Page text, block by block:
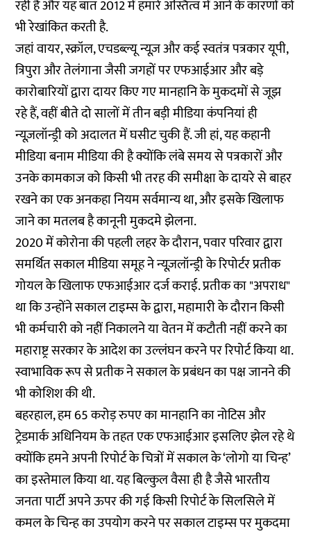
रही है और यह बात 2012 में हमारे अस्तित्व में आने के कारणों को
भी रेखांकित करती है.
जहां वायर, स्क्रॉल, एचडब्ल्यू न्यूज़ और कई स्वतंत्र पत्रकार यूपी,
त्रिपुरा और तेलंगाना जैसी जगहों पर एफआईआर औरबड़े
कारोबारियोंद्वारा दायर किए गए मानहानि के मुकदमों से जूझ
रहे हैं, वहीं बीते दो सालों में तीन बड़ी मीडिया कंपनियां ही
न्यूज़लॉन्ड्री को अदालत में घसीट चुकी हैं. जी हां, यह कहानी
मीडिया बनाम मीडिया की है क्योंकि लंबे समय से पत्रकारों और
उनके कामकाज को किसी भी तरह की समीक्षा के दायरे से बाहर
रखने का एक अनकहा नियम सर्वमान्य था, और इसके खिलाफ
जाने का मतलब है कानूनी मुकदमे झेलना.
2020 में कोरोना की पहली लहर के दौरान, पवार परिवार द्वारा
समर्थित सकाल मीडिया समूह ने न्यूज़लॉन्ड्री केरिपोर्टर प्रतीक
गोयल के खिलाफ एफआईआरदर्ज कराई. प्रतीक का "अपराध"
था कि उन्होंने सकाल टाइम्स के द्वारा, महामारी के दौरान किसी
भी कर्मचारी को नहीं निकालने या वेतन में कटौती नहीं करने का
महाराष्ट्र सरकार केआदेशका उल्लंघन करने पर रिपोर्ट किया था.
स्वाभाविक रूप से प्रतीक ने सकाल के प्रबंधन का पक्ष जानने की
भी कोशिश की थी.
बहरहाल, हम 65 करोड़ रुपए का मानहानि का नोटिस और
ट्रेडमार्क अधिनियम के तहत एक एफआईआर इसलिए झेल रहे थे
क्योंकि हमने अपनी रिपोर्ट के चित्रों में सकाल के ‘लोगो या चिन्ह’
का इस्तेमाल किया था. यह बिल्कुल वैसा ही है जैसे भारतीय
जनता पार्टी अपने ऊपर की गई किसी रिपोर्ट के सिलसिले में
कमल के चिन्ह का उपयोग करने पर सकाल टाइम्स पर मुकदमा